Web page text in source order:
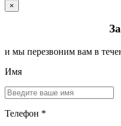
×
и мы перезвоним вам в
Имя
Телефон *